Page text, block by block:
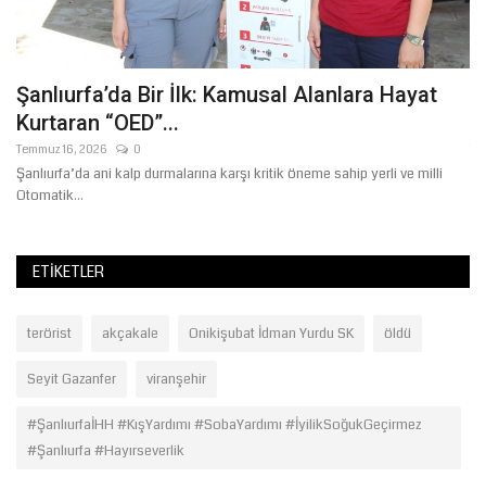
Şanlıurfa’da Bir İlk: Kamusal Alanlara Hayat
Kurtaran “OED”...
Temmuz 16, 2026 0
Şanlıurfa’da ani kalp durmalarına karşı kritik öneme sahip yerli ve milli
Otomatik...
ETIKETLER
terörist akçakale Onikişubat İdman Yurdu SK öldü
Seyit Gazanfer viranşehir
#ŞanlıurfaİHH #KışYardımı #SobaYardımı #İyilikSoğukGeçirmez
#Şanlıurfa #Hayırseverlik